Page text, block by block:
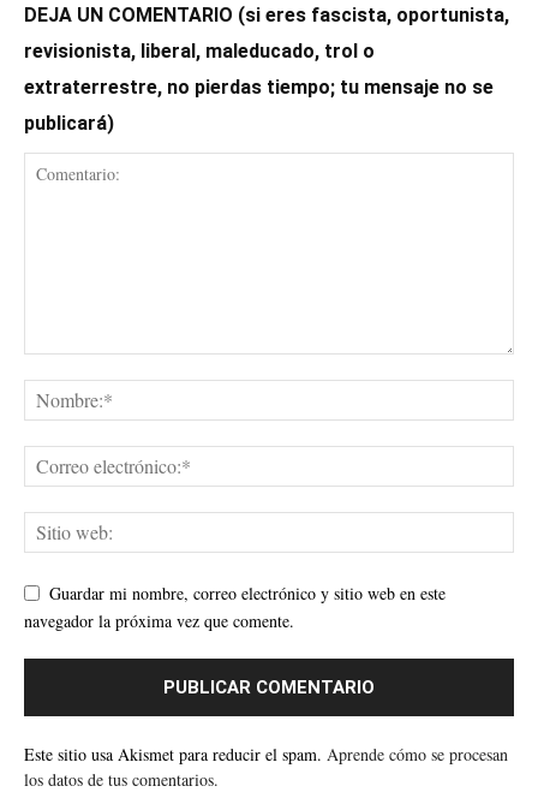
DEJA UN COMENTARIO (si eres fascista, oportunista,
revisionista, liberal, maleducado, trol o
extraterrestre, no pierdas tiempo; tu mensaje no se
publicará)
Guardar mi nombre, correo electrónico y sitio web en este
navegador la próxima vez que comente.
Este sitio usa Akismet para reducir el spam. Aprende cómo se procesan
los datos de tus comentarios.